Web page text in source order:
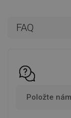
FAQ
Položte